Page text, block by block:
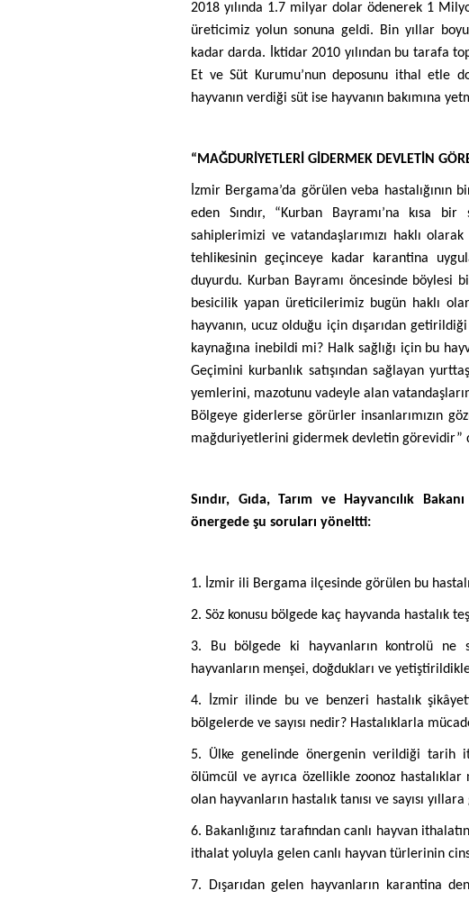
2018 yılında 1.7 milyar dolar ödenerek 1
üreticimiz yolun sonuna geldi. Bin yıllar
kadar darda. İktidar 2010 yılından bu tarafa
Et ve Süt Kurumu’nun deposunu ithal etle
hayvanın verdiği süt ise hayvanın bakımına
“MAĞDURİYETLERİ GİDERMEK DEVLETİN
İzmir Bergama’da görülen veba
eden Sındır, “Kurban Bayramı’na kısa
sahiplerimizi ve vatandaşlarımızı haklı
tehlikesinin geçinceye kadar karantina
duyurdu. Kurban Bayramı öncesinde böylesi
besicilik yapan üreticilerimiz bugün haklı
hayvanın, ucuz olduğu için dışarıdan
kaynağına inebildi mi? Halk sağlığı için bu
Geçimini kurbanlık satışından sağlayan
yemlerini, mazotunu vadeyle alan
Bölgeye giderlerse görürler insanlarımızın
mağduriyetlerini gidermek devletin görevidir”
Sındır, Gıda, Tarım ve Hayvancılık
önergede şu soruları yöneltti:
1. İzmir ili Bergama ilçesinde görülen bu
2. Söz konusu bölgede kaç hayvanda hastalık
3. Bu bölgede ki hayvanların kontrolü ne
hayvanların menşei, doğdukları ve
4. İzmir ilinde bu ve benzeri hastalık
bölgelerde ve sayısı nedir? Hastalıklarla
5. Ülke genelinde önergenin verildiği tarih
ölümcül ve ayrıca özellikle zoonoz
olan hayvanların hastalık tanısı ve sayısı
6. Bakanlığınız tarafından canlı hayvan
ithalat yoluyla gelen canlı hayvan türlerinin
7. Dışarıdan gelen hayvanların karantina